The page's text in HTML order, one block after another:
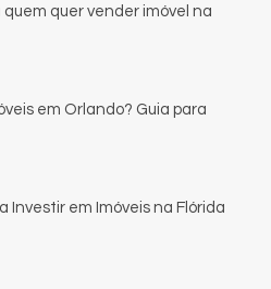
quer vender imóvel na
em Orlando? Guia para
Investir em Imóveis na Flórida